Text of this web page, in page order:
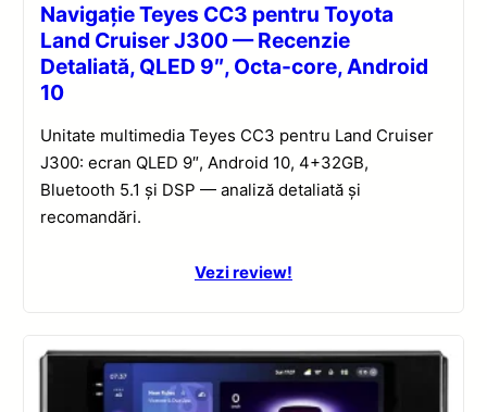
Navigație Teyes CC3 pentru Toyota
Land Cruiser J300 — Recenzie
Detaliată, QLED 9″, Octa-core, Android
10
Unitate multimedia Teyes CC3 pentru Land Cruiser
J300: ecran QLED 9″, Android 10, 4+32GB,
Bluetooth 5.1 și DSP — analiză detaliată și
recomandări.
Vezi review!